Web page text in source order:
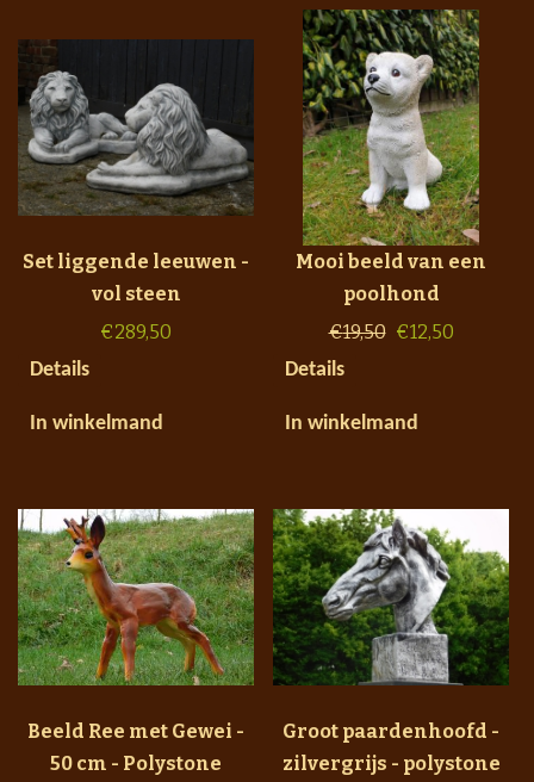
Set liggende leeuwen -
vol steen
€289,50
Details
In winkelmand
Mooi beeld van een
poolhond
€19,50 €12,50
Details
In winkelmand
Beeld Ree met Gewei -
50 cm - Polystone
Groot paardenhoofd -
zilvergrijs - polystone